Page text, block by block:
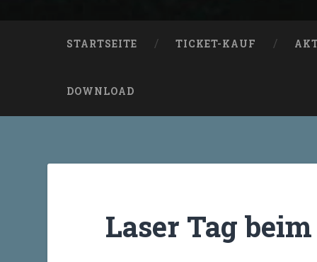
STARTSEITE TICKET-KAUF
DOWNLOAD
Laser Tag beim